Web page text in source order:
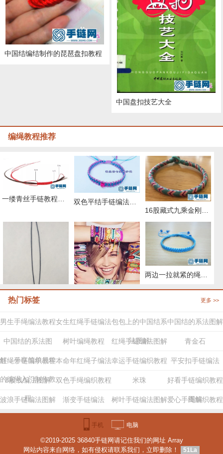
中国结编结制作的琵琶盘扣教程
中国盘扣技艺大全
编绳教程推荐
双色平结手链编法图解，附平结手链收尾方法
两股绳金刚结编法图解,手编绳收尾结怎么打结 29种编绳手链教程，详细清楚热门款式的图解
两边一拉就紧的绳子怎么弄
更多 >>
热门标签
男生手绳编法教程女生红绳手链编法包包上的中国结系
法图解
中国结的系法图解
中国结的系法图
解，分享简单易学
的编绳入门制作教
程
树叶编绳教程 红绳手链编法图解 青金石
红绳手链编织教程本命年红绳子编法幸运手链编织教程 平安扣手链编法
8股线编法图解 双色手绳编织教程 米珠 好看手链编织教程
图解
波浪手链编法图解 渐变手链编法 树叶手链编法图解爱心手绳编织教程
手机
版
电脑
版
©2019-2025 36840手链网请记住我们的网址 Array
网站内容来自网络，如有侵权请联系我们，立即删除！
51La